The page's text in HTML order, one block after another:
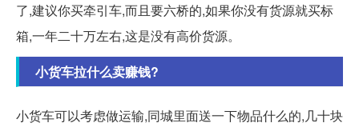
了,建议你买牵引车,而且要六桥的,如果你没有货源就买标
箱,一年二十万左右,这是没有高价货源。
小货车拉什么卖赚钱?
小货车可以考虑做运输,同城里面送一下物品什么的,几十块